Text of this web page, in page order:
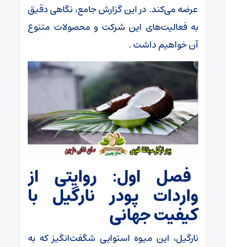
عرضه می‌کند. در این گزارش جامع، نگاهی دقیق
به فعالیت‌های این شرکت و محصولات متنوع
آن خواهیم داشت .
فصل اول: روایتی از
واردات پودر نارگیل با
کیفیت جهانی
نارگیل، این میوه استوایی شگفت‌انگیز که به